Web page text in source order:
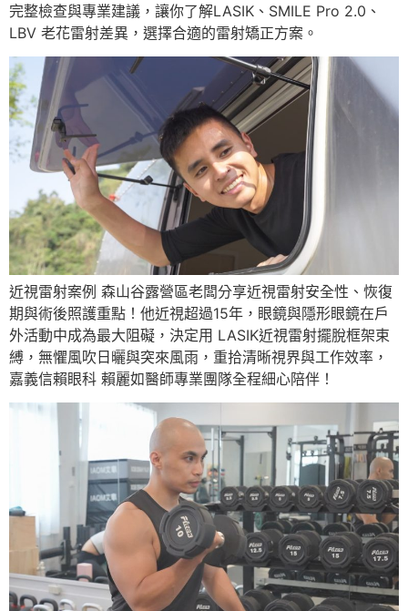
完整檢查與專業建議，讓你了解LASIK、SMILE Pro 2.0、
LBV 老花雷射差異，選擇合適的雷射矯正方案。
近視雷射案例 森山谷露營區老闆分享近視雷射安全性、恢復
期與術後照護重點！他近視超過15年，眼鏡與隱形眼鏡在戶
外活動中成為最大阻礙，決定用 LASIK近視雷射擺脫框架束
縛，無懼風吹日曬與突來風雨，重拾清晰視界與工作效率，
嘉義信賴眼科 賴麗如醫師專業團隊全程細心陪伴！